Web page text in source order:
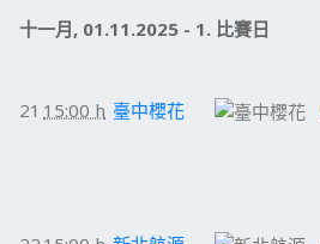
十一月, 01.11.2025 - 1. 比賽日
21 15:00 h 臺中櫻花